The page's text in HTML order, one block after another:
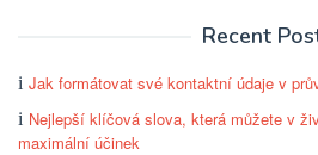
Recent
Jak formátovat své kontaktní údaje v
Nejlepší klíčová slova, která můžete v
maximální účinek